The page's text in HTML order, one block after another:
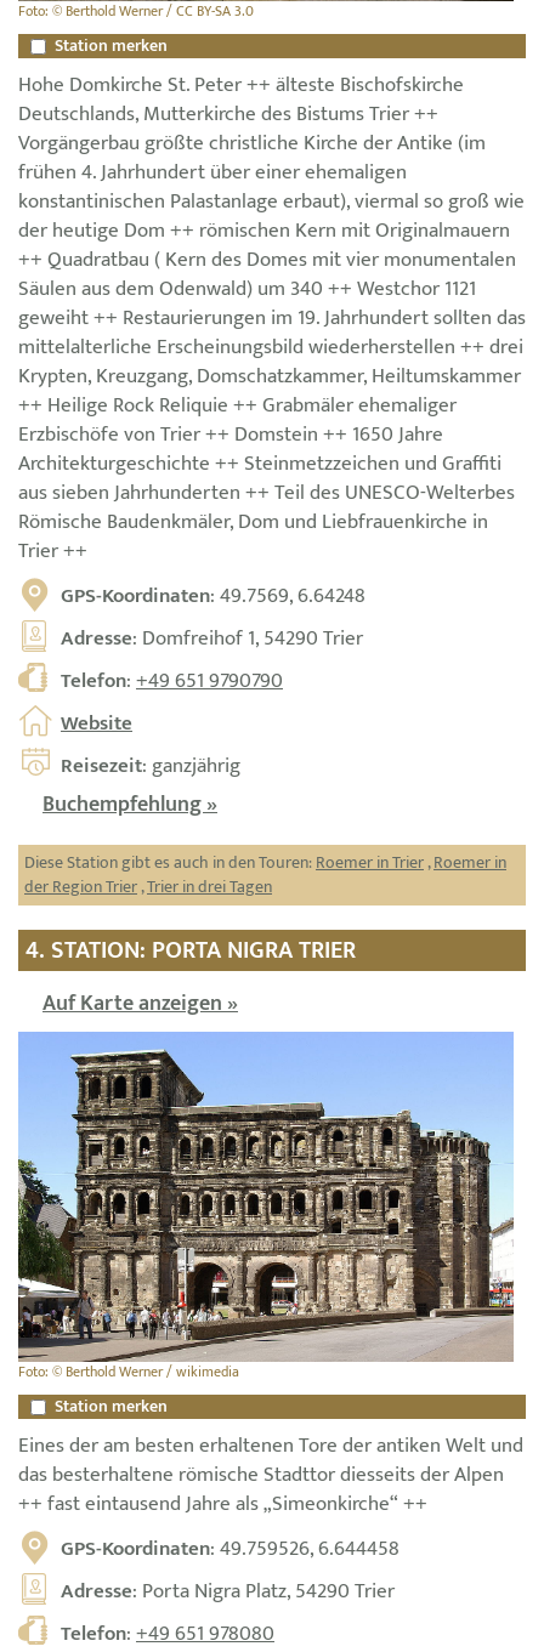
Foto: © Berthold Werner / CC BY-SA 3.0
Station merken
Hohe Domkirche St. Peter ++ älteste Bischofskirche
Deutschlands, Mutterkirche des Bistums Trier ++
Vorgängerbau größte christliche Kirche der Antike (im
frühen 4. Jahrhundert über einer ehemaligen
konstantinischen Palastanlage erbaut), viermal so groß wie
der heutige Dom ++ römischen Kern mit Originalmauern
++ Quadratbau ( Kern des Domes mit vier monumentalen
Säulen aus dem Odenwald) um 340 ++ Westchor 1121
geweiht ++ Restaurierungen im 19. Jahrhundert sollten das
mittelalterliche Erscheinungsbild wiederherstellen ++ drei
Krypten, Kreuzgang, Domschatzkammer, Heiltumskammer
++ Heilige Rock Reliquie ++ Grabmäler ehemaliger
Erzbischöfe von Trier ++ Domstein ++ 1650 Jahre
Architekturgeschichte ++ Steinmetzzeichen und Graffiti
aus sieben Jahrhunderten ++ Teil des UNESCO-Welterbes
Römische Baudenkmäler, Dom und Liebfrauenkirche in
Trier ++
GPS-Koordinaten: 49.7569, 6.64248
Adresse: Domfreihof 1, 54290 Trier
Telefon:+49 651 9790790
Website
Reisezeit: ganzjährig
Buchempfehlung »
Diese Station gibt es auch in den Touren:Roemer in Trier,Roemer in
der Region Trier,Trier in drei Tagen
4. STATION: PORTA NIGRA TRIER
Auf Karte anzeigen »
Foto: © Berthold Werner / wikimedia
Station merken
Eines der am besten erhaltenen Tore der antiken Welt und
das besterhaltene römische Stadttor diesseits der Alpen
++ fast eintausend Jahre als „Simeonkirche“ ++
GPS-Koordinaten: 49.759526, 6.644458
Adresse: Porta Nigra Platz, 54290 Trier
Telefon:+49 651 978080